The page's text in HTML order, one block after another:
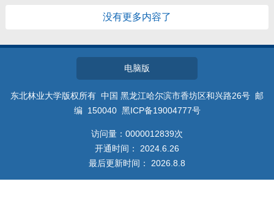
没有更多内容了
电脑版
东北林业大学版权所有 中国 黑龙江哈尔滨市香坊区和兴路26号 邮
编 150040 黑ICP备19004777号
访问量： 0000012839次
开通时间： 2024 6 26
最后更新时间： 2026 8 8